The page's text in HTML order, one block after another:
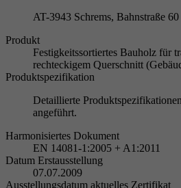
AT-3943 Schrems, Bahnstraße 60
Produkt
Festigkeitssortiertes Bauholz für
rechteckigem Querschnitt
Produktspezifikation
Detaillierte
angeführt.
Harmonisiertes Dokument
EN 14081-1:2005 + A1:2011
Datum Erstausstellung
07.07.2009
Ausstellungsdatum aktuelles Zertifikat